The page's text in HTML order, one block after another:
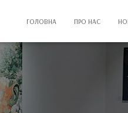
ГОЛОВНА ПРО НАС